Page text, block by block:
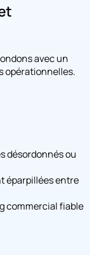
avec un
opérationnelles.
désordonnés ou
éparpillées entre
commercial fiable